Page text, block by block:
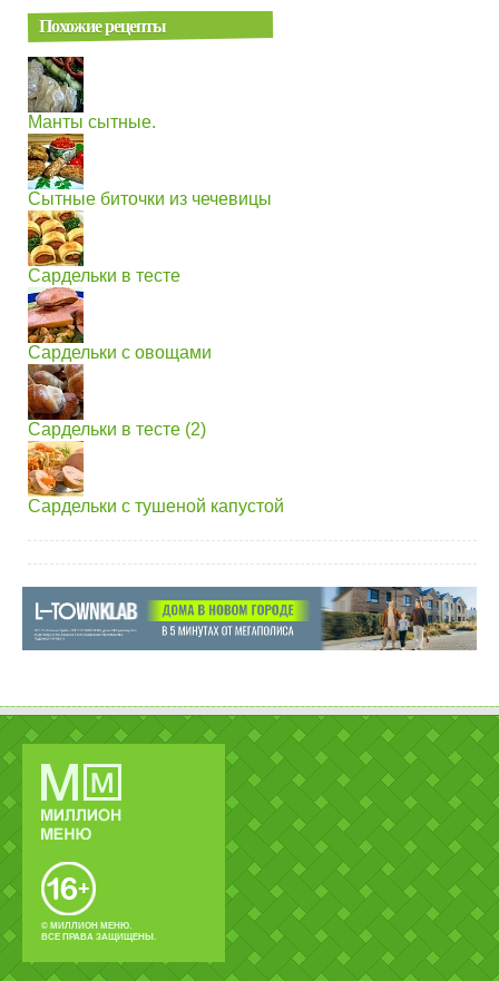
Похожие рецепты
Манты сытные.
Сытные биточки из чечевицы
Сардельки в тесте
Сардельки с овощами
Сардельки в тесте (2)
Сардельки с тушеной капустой
© МИЛЛИОН МЕНЮ.
ВСЕ ПРАВА ЗАЩИЩЕНЫ.